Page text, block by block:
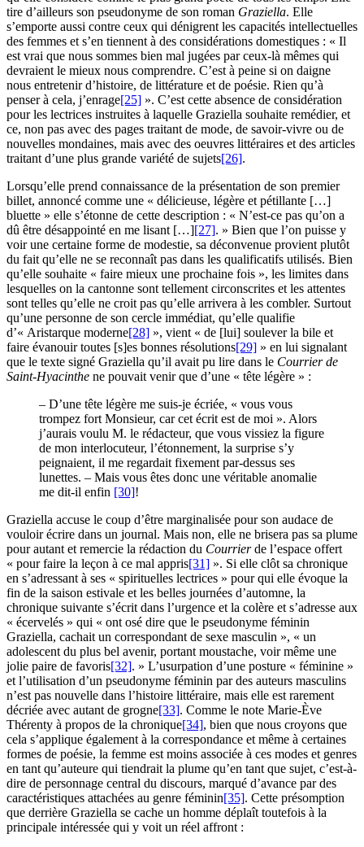
tire d’ailleurs son pseudonyme de son roman Graziella. Elle
s’emporte aussi contre ceux qui dénigrent les capacités intellectuelles
des femmes et s’en tiennent à des considérations domestiques : « Il
est vrai que nous sommes bien mal jugées par ceux-là mêmes qui
devraient le mieux nous comprendre. C’est à peine si on daigne
nous entretenir d’histoire, de littérature et de poésie. Rien qu’à
penser à cela, j’enrage[25] ». C’est cette absence de considération
pour les lectrices instruites à laquelle Graziella souhaite remédier, et
ce, non pas avec des pages traitant de mode, de savoir-vivre ou de
nouvelles mondaines, mais avec des oeuvres littéraires et des articles
traitant d’une plus grande variété de sujets[26].
Lorsqu’elle prend connaissance de la présentation de son premier
billet, annoncé comme une « délicieuse, légère et pétillante […]
bluette » elle s’étonne de cette description : « N’est-ce pas qu’on a
dû être désappointé en me lisant […] [27]. » Bien que l’on puisse y
voir une certaine forme de modestie, sa déconvenue provient plutôt
du fait qu’elle ne se reconnaît pas dans les qualificatifs utilisés. Bien
qu’elle souhaite « faire mieux une prochaine fois », les limites dans
lesquelles on la cantonne sont tellement circonscrites et les attentes
sont telles qu’elle ne croit pas qu’elle arrivera à les combler. Surtout
qu’une personne de son cercle immédiat, qu’elle qualifie
d’« Aristarque moderne[28] », vient « de [lui] soulever la bile et
faire évanouir toutes [s]es bonnes résolutions[29] » en lui signalant
que le texte signé Graziella qu’il avait pu lire dans le Courrier de
Saint-Hyacinthe ne pouvait venir que d’une « tête légère » :
– D’une tête légère me suis-je écriée, « vous vous
trompez fort Monsieur, car cet écrit est de moi ». Alors
j’aurais voulu M. le rédacteur, que vous vissiez la figure
de mon interlocuteur, l’étonnement, la surprise s’y
peignaient, il me regardait fixement par‑dessus ses
lunettes. – Mais vous êtes donc une véritable anomalie
me dit-il enfin [30]!
Graziella accuse le coup d’être marginalisée pour son audace de
vouloir écrire dans un journal. Mais non, elle ne brisera pas sa plume
pour autant et remercie la rédaction du Courrierde l’espace offert
« pour faire la leçon à ce mal appris[31] ». Si elle clôt sa chronique
en s’adressant à ses « spirituelles lectrices » pour qui elle évoque la
fin de la saison estivale et les belles journées d’automne, la
chronique suivante s’écrit dans l’urgence et la colère et s’adresse aux
« écervelés » qui « ont osé dire que le pseudonyme féminin
Graziella, cachait un correspondant de sexe masculin », « un
adolescent du plus bel avenir, portant moustache, voir même une
jolie paire de favoris[32]. » L’usurpation d’une posture « féminine »
et l’utilisation d’un pseudonyme féminin par des auteurs masculins
n’est pas nouvelle dans l’histoire littéraire, mais elle est rarement
décriée avec autant de grogne[33]. Comme le note Marie-Ève
Thérenty à propos de la chronique[34], bien que nous croyons que
cela s’applique également à la correspondance et même à certaines
formes de poésie, la femme est moins associée à ces modes et genres
en tant qu’auteure qui tiendrait la plume qu’en tant que sujet, c’est-à-
dire de personnage central du discours, marqué d’avance par des
caractéristiques attachées au genre féminin[35]. Cette présomption
que derrière Graziella se cache un homme déplaît toutefois à la
principale intéressée qui y voit un réel affront :